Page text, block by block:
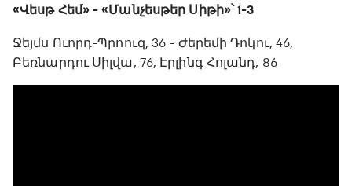
«Վեսթ Հեմ» - «Մանչեսթեր Սիթի»՝ 1-3
Ջեյմս Ուորդ-Պրոուզ, 36 - Ժերեմի Դոկու, 46,
Բեռնարդու Սիլվա, 76, Էրլինգ Հոլանդ, 86